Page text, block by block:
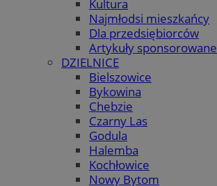
Kultura
Najmłodsi mieszkańcy
Dla przedsiębiorców
Artykuły sponsorowane
DZIELNICE
Bielszowice
Bykowina
Chebzie
Czarny Las
Godula
Halemba
Kochłowice
Nowy Bytom